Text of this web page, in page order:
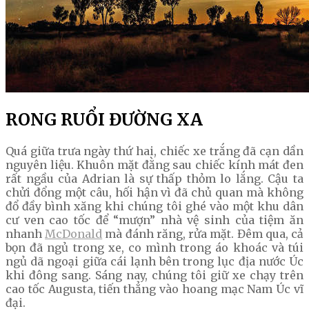
RONG RUỔI ĐƯỜNG XA
Quá giữa trưa ngày thứ hai, chiếc xe trắng đã cạn dần
nguyên liệu. Khuôn mặt đằng sau chiếc kính mát đen
rất ngầu của Adrian là sự thấp thỏm lo lắng. Cậu ta
chửi đổng một câu, hối hận vì đã chủ quan mà không
đổ đầy bình xăng khi chúng tôi ghé vào một khu dân
cư ven cao tốc để “mượn” nhà vệ sinh của tiệm ăn
nhanhMcDonald mà đánh răng, rửa mặt. Đêm qua, cả
bọn đã ngủ trong xe, co mình trong áo khoác và túi
ngủ dã ngoại giữa cái lạnh bên trong lục địa nước Úc
khi đông sang. Sáng nay, chúng tôi giữ xe chạy trên
cao tốc Augusta, tiến thẳng vào hoang mạc Nam Úc vĩ
đại.